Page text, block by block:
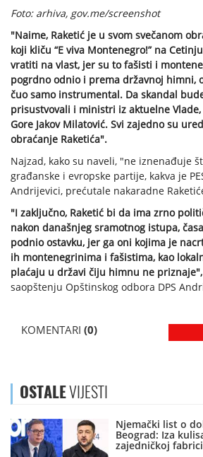
Foto: arhiva, gov.me/screenshot
"Naime, Raketić je u svom svečanom
koji kliču “E viva Montenegro!” na
vratiti na vlast, jer su to fašisti i
pogrdno odnio i prema državnoj himni,
čuo samo instrumental. Da skandal
prisustvovali i ministri iz aktuelne
Gore Jakov Milatović. Svi zajedno su
obraćanje Raketića".
Najzad, kako su naveli, "ne iznenađuje
građanske i evropske partije, kakva je
Andrijevici, prećutale nakaradne
"I zaključno, Raketić bi da ima zrno
nakon današnjeg sramotnog istupa,
podnio ostavku, jer ga oni kojima je
ih montenegrinima i fašistima, kao
plaćaju u državi čiju himnu ne priznaje",
saopštenju Opštinskog odbora DPS
KOMENTARI (0)
OSTALEVIJESTI
Njemački list o
Beograd: Iza
zajedničkoj